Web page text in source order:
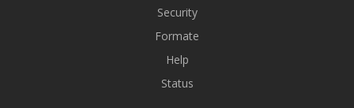
Security
Formate
Help
Status